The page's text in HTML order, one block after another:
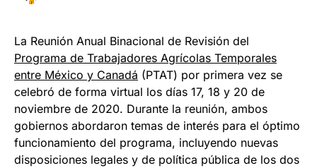
La Reunión Anual Binacional de Revisión del
Programa de Trabajadores Agrícolas Temporales
entre México y Canadá (PTAT) por primera vez se
celebró de forma virtual los días 17, 18 y 20 de
noviembre de 2020. Durante la reunión, ambos
gobiernos abordaron temas de interés para el óptimo
funcionamiento del programa, incluyendo nuevas
disposiciones legales y de política pública de los dos